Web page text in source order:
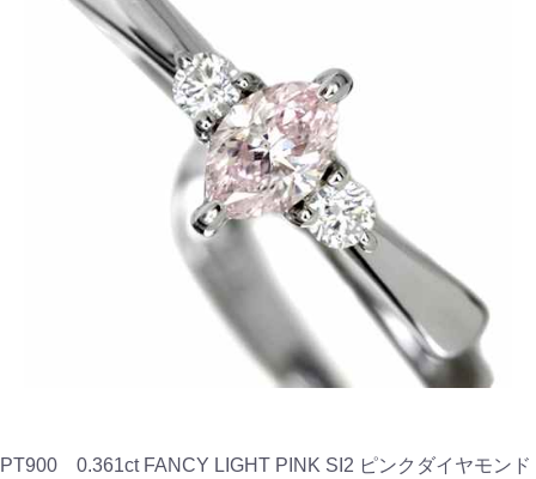
PT900 0.361ct FANCY LIGHT PINK SI2 ピンクダイヤモンド